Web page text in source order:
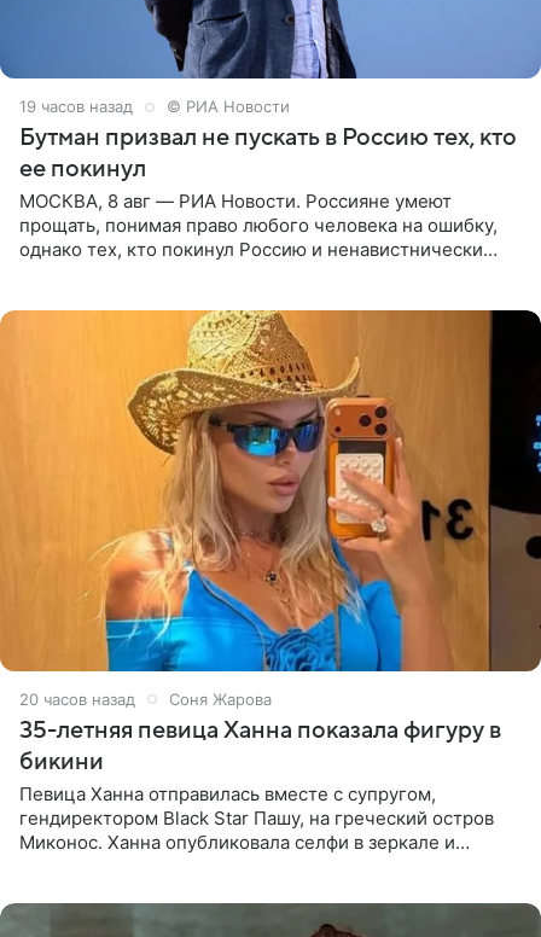
19 часов назад © РИА Новости
Бутман призвал не пускать в Россию тех, кто
ее покинул
МОСКВА, 8 авг — РИА Новости. Россияне умеют
прощать, понимая право любого человека на ошибку,
однако тех, кто покинул Россию и ненавистнически
20 часов назад Соня Жарова
35-летняя певица Ханна показала фигуру в
бикини
Певица Ханна отправилась вместе с супругом,
гендиректором Black Star Пашу, на греческий остров
Миконос. Ханна опубликовала селфи в зеркале и